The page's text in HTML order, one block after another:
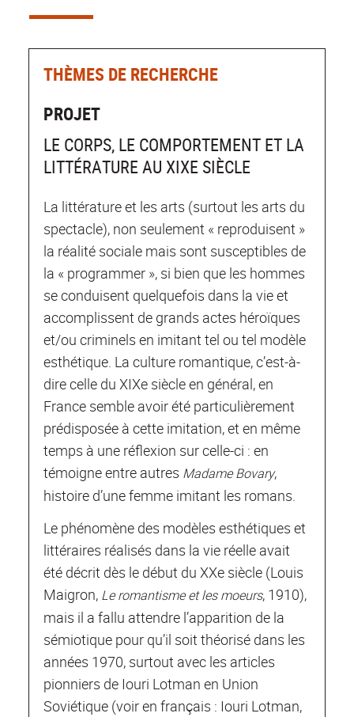
THÈMES DE RECHERCHE
PROJET
LE CORPS, LE COMPORTEMENT ET LA
LITTÉRATURE AU XIXE SIÈCLE
La littérature et les arts (surtout les arts du
spectacle), non seulement « reproduisent »
la réalité sociale mais sont susceptibles de
la « programmer », si bien que les hommes
se conduisent quelquefois dans la vie et
accomplissent de grands actes héroïques
et/ou criminels en imitant tel ou tel modèle
esthétique. La culture romantique, c’est-à-
dire celle du XIXe siècle en général, en
France semble avoir été particulièrement
prédisposée à cette imitation, et en même
temps à une réflexion sur celle-ci : en
témoigne entre autres Madame Bovary,
histoire d’une femme imitant les romans.
Le phénomène des modèles esthétiques et
littéraires réalisés dans la vie réelle avait
été décrit dès le début du XXe siècle (Louis
Maigron, Le romantisme et les moeurs, 1910),
mais il a fallu attendre l’apparition de la
sémiotique pour qu’il soit théorisé dans les
années 1970, surtout avec les articles
pionniers de Iouri Lotman en Union
Soviétique (voir en français : Iouri Lotman,